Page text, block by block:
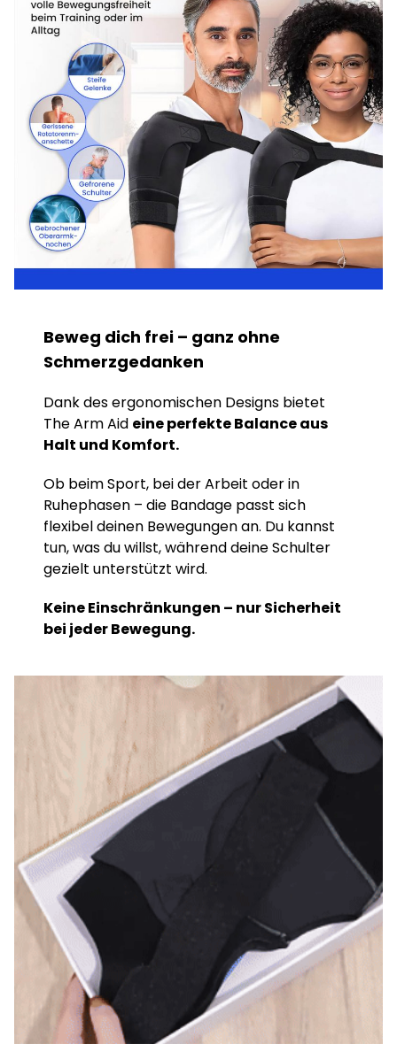
Beweg dich frei – ganz ohne
Schmerzgedanken
Dank des ergonomischen Designs bietet
The Arm Aid eine perfekte Balance aus
Halt und Komfort.
Ob beim Sport, bei der Arbeit oder in
Ruhephasen – die Bandage passt sich
flexibel deinen Bewegungen an. Du kannst
tun, was du willst, während deine Schulter
gezielt unterstützt wird.
Keine Einschränkungen – nur Sicherheit
bei jeder Bewegung.